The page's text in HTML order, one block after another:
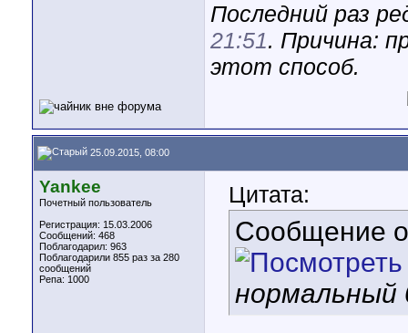
Последний раз
21:51. Причина:
этот способ.
25.09.2015, 08:00
Yankee
Почетный пользователь
Регистрация: 15.03.2006
Сообщений: 468
Поблагодарил: 963
Поблагодарили 855 раз за 280
сообщений
Репа: 1000
Цитата:
Сообщение